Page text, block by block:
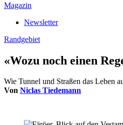
Magazin
Newsletter
Randgebiet
«Wozu noch einen
Wie Tunnel und Straßen das Leben
Von Niclas Tiedemann